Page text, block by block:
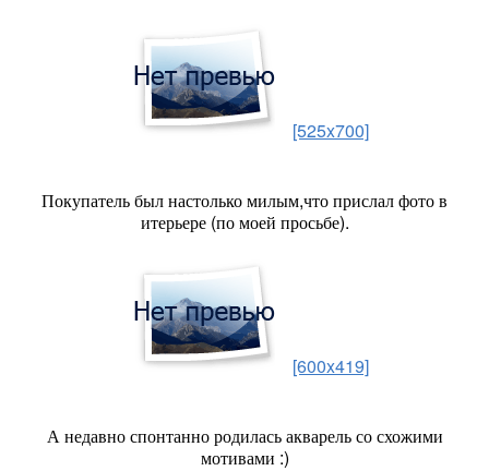
[525x700]
Покупатель был настолько милым,что прислал фото в
итерьере (по моей просьбе).
[600x419]
А недавно спонтанно родилась акварель со схожими
мотивами :)